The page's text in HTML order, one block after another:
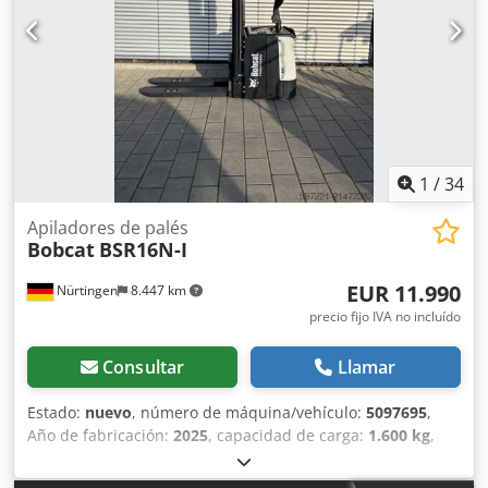
1 /34
Nürtingen 8.447 km
Apiladores de palés
Bobcat BSR16N-I
EUR 11.990
precio fijo IVA no incluído
Consultar Llamar
Estado: nuevo, número de máquina/vehículo: 5097695,
Año de fabricación: 2025, capacidad de carga: 1.600 kg,
4.620 mm, ascensor libre:
centro de carga:600 mm, tipo de combustible:eléctrico,